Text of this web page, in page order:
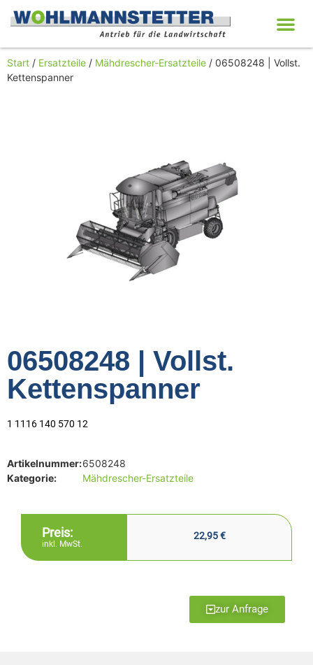
Start / Ersatzteile / Mähdrescher-Ersatzteile / 06508248 | Vollst.
Kettenspanner
06508248 | Vollst.
Kettenspanner
1 1116 140 570 12
Artikelnummer:6508248
Kategorie:
Mähdrescher-Ersatzteile
Preis:
inkl. MwSt.
22,95€
zur Anfrage